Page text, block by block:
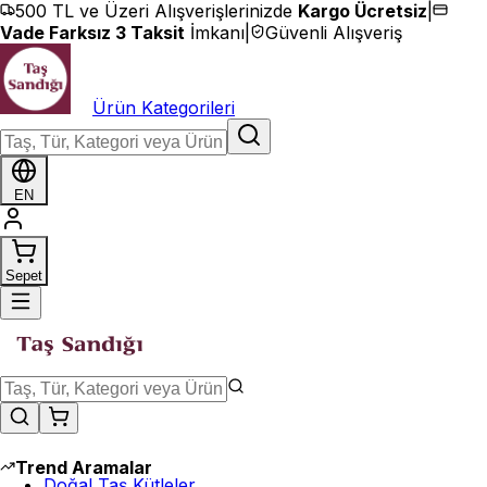
İçeriğe geç
500 TL ve Üzeri Alışverişlerinizde Kargo Ücretsiz
Vade Farksız 3 Taksit İmkanı Güvenli Alışveriş
Ürün Kategorileri
EN
Sepet
Trend Aramalar